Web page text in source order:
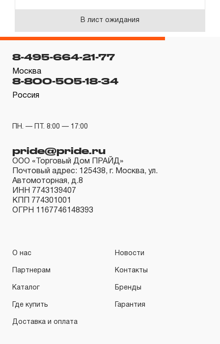
В лист ожидания
8-495-664-21-77
Москва
8-800-505-18-34
Россия
ПН. — ПТ. 8:00 — 17:00
pride@pride.ru
ООО «Торговый Дом ПРАЙД»
Почтовый адрес: 125438, г. Москва, ул.
Автомоторная, д.8
ИНН 7743139407
КПП 774301001
ОГРН 1167746148393
О нас Новости
Партнерам Контакты
Каталог Бренды
Где купить Гарантия
Доставка и оплата